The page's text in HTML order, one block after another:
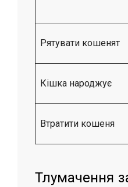
Рятувати кошенят
Кішка народжує
Втратити кошеня
Тлумачення